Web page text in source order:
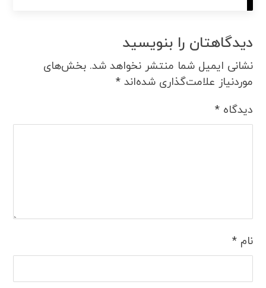
دیدگاهتان را بنویسید
نشانی ایمیل شما منتشر نخواهد شد. بخش‌های
موردنیاز علامت‌گذاری شده‌اند*
دیدگاه*
نام*